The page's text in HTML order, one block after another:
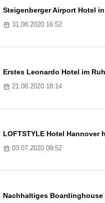
Steigenberger Airport Hotel
31.08.2020 16:52
Erstes Leonardo Hotel im
21.08.2020 18:14
LOFTSTYLE Hotel
03.07.2020 09:52
Nachhaltiges Boardinghouse